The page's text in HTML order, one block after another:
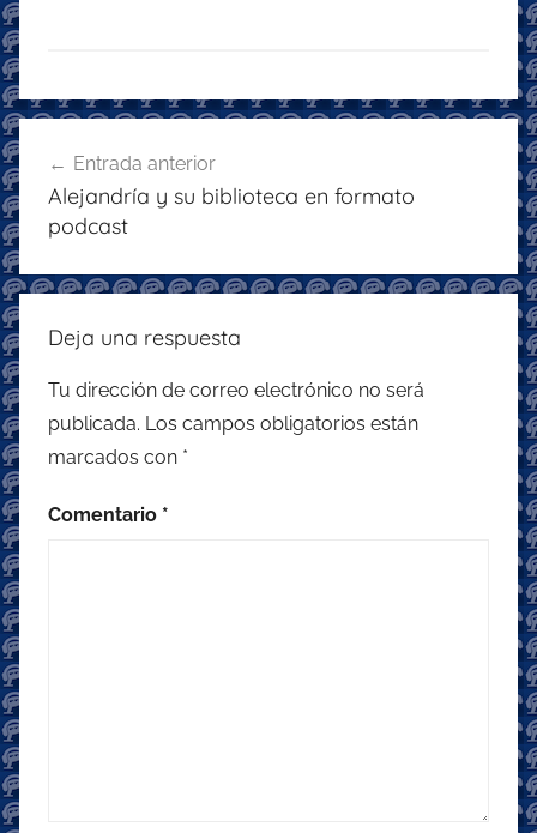
er e
b
o
o
s
A
p
p
gr
a
l
Navegación
de
entradas
Entrada anterior
Alejandría y su biblioteca en formato
podcast
Deja una respuesta
Tu dirección de correo electrónico no será
publicada. Los campos obligatorios están
marcados con *
Comentario *